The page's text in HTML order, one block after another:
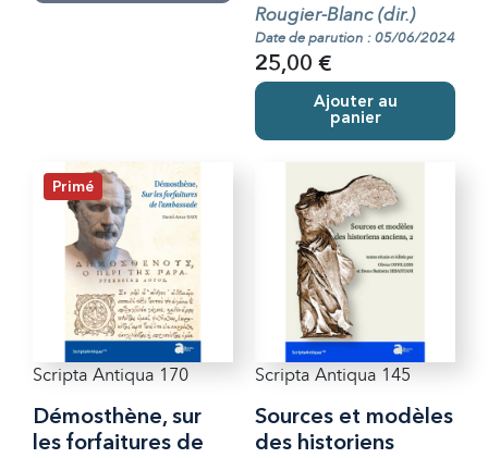
Rougier-Blanc (dir.)
Date de parution : 05/06/2024
25,00 €
Ajouter au
panier
Primé
Scripta Antiqua 170
Démosthène, sur
les forfaitures de
Scripta Antiqua 145
Sources et modèles
des historiens